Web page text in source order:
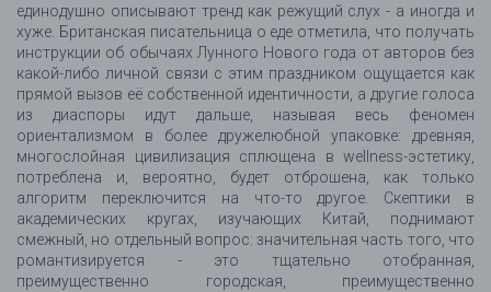
единодушно описывают тренд как режущий слух - а иногда и
хуже. Британская писательница о еде отметила, что получать
инструкции об обычаях Лунного Нового года от авторов без
какой-либо личной связи с этим праздником ощущается как
прямой вызов её собственной идентичности, а другие голоса
из диаспоры идут дальше, называя весь феномен
ориентализмом в более дружелюбной упаковке: древняя,
многослойная цивилизация сплющена в wellness-эстетику,
потреблена и, вероятно, будет отброшена, как только
алгоритм переключится на что-то другое. Скептики в
академических кругах, изучающих Китай, поднимают
смежный, но отдельный вопрос: значительная часть того, что
романтизируется - это тщательно отобранная,
преимущественно городская, преимущественно